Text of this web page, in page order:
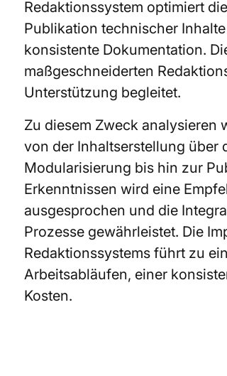
Redaktionssystem optimiert
Publikation technischer
konsistente Dokumentation.
maßgeschneiderten
Unterstützung begleitet.
Zu diesem Zweck
von der Inhaltserstellung über
Modularisierung bis hin zur
Erkenntnissen wird eine
ausgesprochen und die
Prozesse gewährleistet. Die
Redaktionssystems führt zu
Arbeitsabläufen, einer
Kosten.